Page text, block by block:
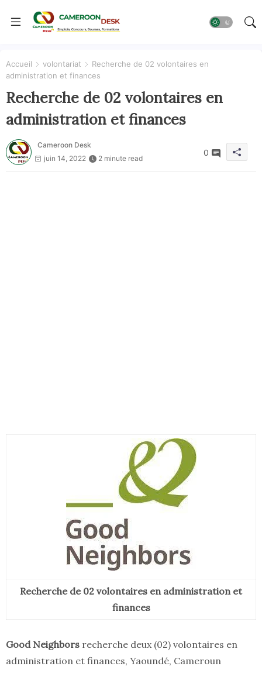
Accueil volontariat
Recherche de 02 volontaires en
administration et finances
Recherche de 02 volontaires en
administration et finances
Cameroon Desk
juin 14, 2022
2 minute read
0
Recherche de 02 volontaires en administration et
finances
Good Neighbors recherche deux (02) volontaires en
administration et finances, Yaoundé, Cameroun